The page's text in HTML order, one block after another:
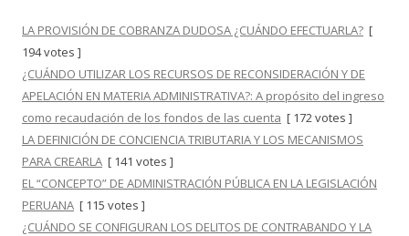
LA PROVISIÓN DE COBRANZA DUDOSA ¿CUÁNDO EFECTUARLA? [
194 votes ]
¿CUÁNDO UTILIZAR LOS RECURSOS DE RECONSIDERACIÓN Y DE
APELACIÓN EN MATERIA ADMINISTRATIVA?: A propósito del ingreso
como recaudación de los fondos de las cuenta [ 172 votes ]
LA DEFINICIÓN DE CONCIENCIA TRIBUTARIA Y LOS MECANISMOS
PARA CREARLA [ 141 votes ]
EL “CONCEPTO” DE ADMINISTRACIÓN PÚBLICA EN LA LEGISLACIÓN
PERUANA [ 115 votes ]
¿CUÁNDO SE CONFIGURAN LOS DELITOS DE CONTRABANDO Y LA